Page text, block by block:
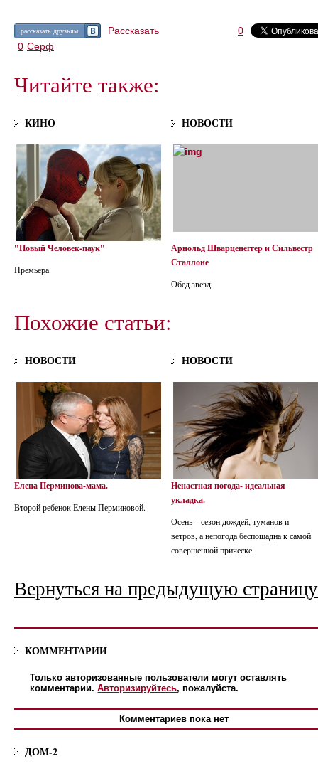
рассказать друзьям Рассказать
0
0 Серф
Читайте также:
КИНО
"Новый Человек-паук"
Премьера
НОВОСТИ
Арнольд Шварценеггер и Сильвестр
Сталлоне
Обед звезд
Похожие статьи:
НОВОСТИ
Елена Перминова-мама.
Второй ребенок Елены Перминовой.
НОВОСТИ
Ненастная погода- идеальная
укладка.
Осень – сезон дождей, туманов и
ветров, а непогода беспощадна к самой
совершенной прическе.
Вернуться на предыдущую страницу
КОММЕНТАРИИ
Только авторизованные пользователи могут оставлять
комментарии.Авторизируйтесь, пожалуйста.
Комментариев пока нет
ДОМ-2